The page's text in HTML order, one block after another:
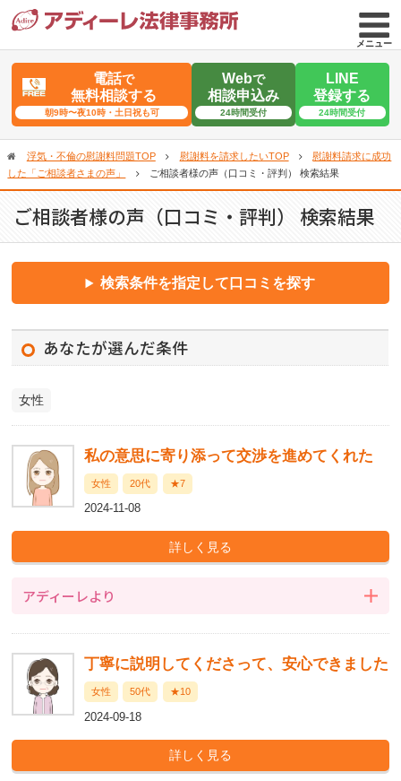
メニュー
電話で
無料相談する
朝9時〜夜10時・土日祝も可
Webで
相談申込み
24時間受付
LINE
登録する
24時間受付
浮気・不倫の慰謝料問題TOP 慰謝料を請求したいTOP
慰謝料請求に成功
した「ご相談者さまの声」
ご相談者様の声（口コミ・評判） 検索結果
ご相談者様の声（口コミ・評判） 検索結果
検索条件を指定して口コミを探す
あなたが選んだ条件
女性
私の意思に寄り添って交渉を進めてくれた
女性 20代 ★7
2024-11-08
アディーレより
丁寧に説明してくださって、安心できました
女性 50代 ★10
2024-09-18